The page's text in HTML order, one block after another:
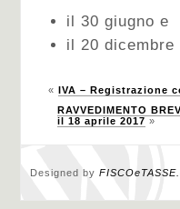
il 30 giugno e
il 20 dicembre
« IVA – Registrazione
RAVVEDIMENTO
il 18 aprile 2017 »
Designed by